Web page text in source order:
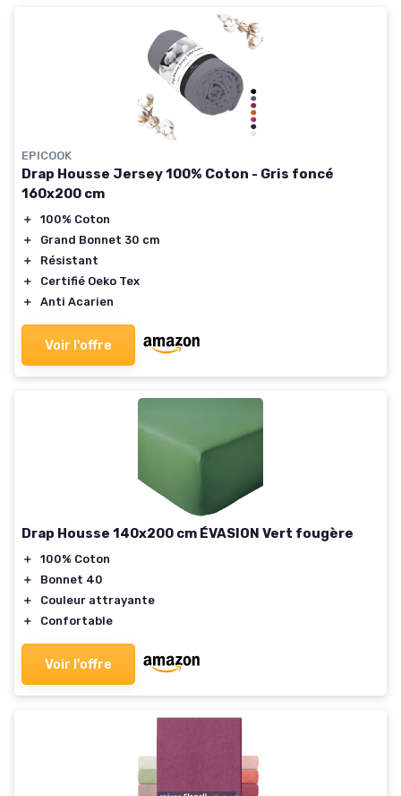
EPICOOK
Drap Housse Jersey 100% Coton - Gris foncé
160x200 cm
＋
100% Coton
＋
Grand Bonnet 30 cm
＋
Résistant
＋
Certifié Oeko Tex
＋
Anti Acarien
Voir l'offre
Drap Housse 140x200 cm ÉVASION Vert fougère
＋
100% Coton
＋
Bonnet 40
＋
Couleur attrayante
＋
Confortable
Voir l'offre